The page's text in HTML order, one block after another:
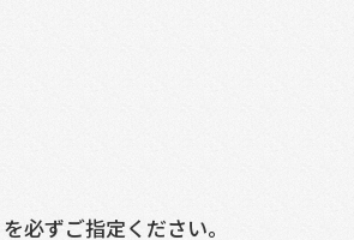
必ずご指定ください。